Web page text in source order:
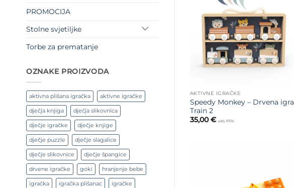
PROMOCIJA
Stolne svjetiljke
Torbe za prematanje
OZNAKE PROIZVODA
aktivna plišana igračka aktivne igračke
dječja knjiga dječja slikovnica
dječje igračke dječje knjige
dječje puzzle dječje slagalice
dječje slikovnice dječje špangice
drvene igračke goki hranjenje bebe
igračka igračka plišanac igračke
na listu
želja
AKTIVNE IGRAČKE
Speedy Monkey – Drvena igra
Train 2
35,00€ uklj. PDV
na listu
želja